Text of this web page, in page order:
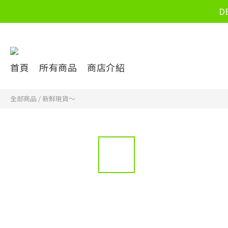
首頁 所有商品 商店介紹
全部商品 /新鮮現貨～